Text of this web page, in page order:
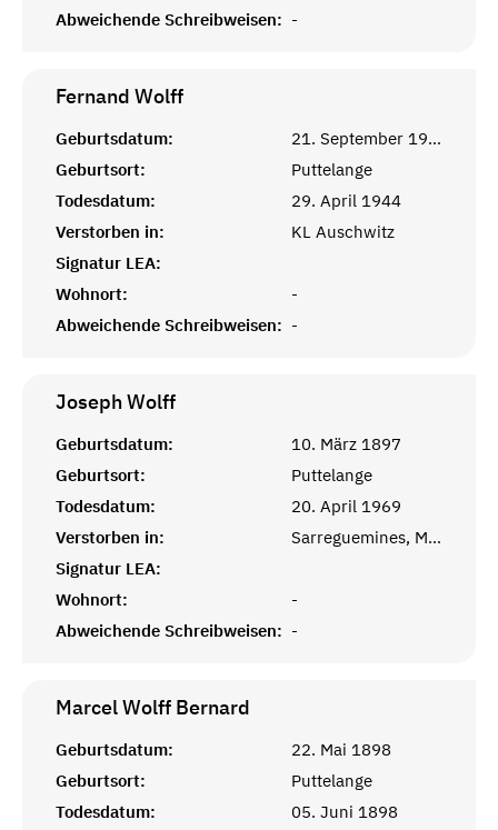
Abweichende Schreibweisen: -
Fernand Wolff
Geburtsdatum:
21. September 1903
Geburtsort:
Puttelange
Todesdatum:
29. April 1944
Verstorben in:
KL Auschwitz
Signatur LEA:
Wohnort:
-
Abweichende Schreibweisen: -
JosephWolff
Geburtsdatum:
10. März 1897
Geburtsort:
Puttelange
Todesdatum:
20. April 1969
Verstorben in:
Sarreguemines, Moselle
Signatur LEA:
Wohnort:
-
Abweichende Schreibweisen: -
Marcel Wolff Bernard
Geburtsdatum:
22. Mai 1898
Geburtsort:
Puttelange
Todesdatum:
05. Juni 1898